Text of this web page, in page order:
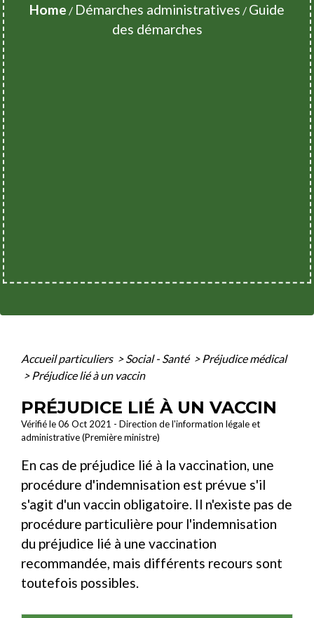
Home / Démarches administratives / Guide
des démarches
Accueil particuliers > Social - Santé > Préjudice médical
> Préjudice lié à un vaccin
PRÉJUDICE LIÉ À UN VACCIN
Vérifié le 06 Oct 2021 - Direction de l'information légale et
administrative (Première ministre)
En cas de préjudice lié à la vaccination, une
procédure d'indemnisation est prévue s'il
s'agit d'un vaccin obligatoire. Il n'existe pas de
procédure particulière pour l'indemnisation
du préjudice lié à une vaccination
recommandée, mais différents recours sont
toutefois possibles.